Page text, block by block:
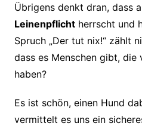
Übrigens denkt dran, dass
Leinenpflichtherrscht und
Spruch „Der tut nix!“ zählt
dass es Menschen gibt, die
haben?
Es ist schön, einen Hund
vermittelt es uns ein